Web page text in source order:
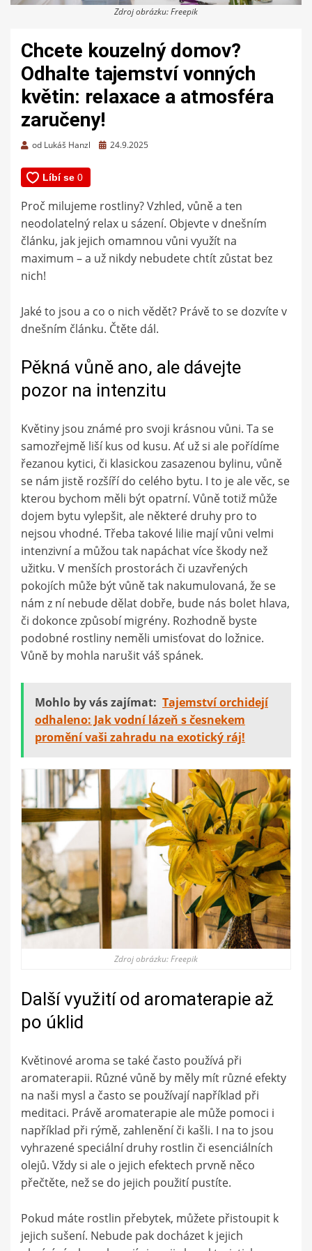
Zdroj obrázku: Freepik
Chcete kouzelný domov?
Odhalte tajemství vonných
květin: relaxace a atmosféra
zaručeny!
od Lukáš Hanzl
Zveřejněno
24.9.2025
Proč milujeme rostliny? Vzhled, vůně a ten
neodolatelný relax u sázení. Objevte v dnešním
článku, jak jejich omamnou vůni využít na
maximum – a už nikdy nebudete chtít zůstat bez
nich!
Jaké to jsou a co o nich vědět? Právě to se dozvíte v
dnešním článku. Čtěte dál.
Pěkná vůně ano, ale dávejte
pozor na intenzitu
Květiny jsou známé pro svoji krásnou vůni. Ta se
samozřejmě liší kus od kusu. Ať už si ale pořídíme
řezanou kytici, či klasickou zasazenou bylinu, vůně
se nám jistě rozšíří do celého bytu. I to je ale věc, se
kterou bychom měli být opatrní. Vůně totiž může
dojem bytu vylepšit, ale některé druhy pro to
nejsou vhodné. Třeba takové lilie mají vůni velmi
intenzivní a můžou tak napáchat více škody než
užitku. V menších prostorách či uzavřených
pokojích může být vůně tak nakumulovaná, že se
nám z ní nebude dělat dobře, bude nás bolet hlava,
či dokonce způsobí migrény. Rozhodně byste
podobné rostliny neměli umisťovat do ložnice.
Vůně by mohla narušit váš spánek.
Mohlo by vás zajímat: Tajemství orchidejí
odhaleno: Jak vodní lázeň s česnekem
promění vaši zahradu na exotický ráj!
Zdroj obrázku: Freepik
Další využití od aromaterapie až
po úklid
Květinové aroma se také často používá při
aromaterapii. Různé vůně by měly mít různé efekty
na naši mysl a často se používají například při
meditaci. Právě aromaterapie ale může pomoci i
například při rýmě, zahlenění či kašli. I na to jsou
vyhrazené speciální druhy rostlin či esenciálních
olejů. Vždy si ale o jejich efektech prvně něco
přečtěte, než se do jejich použití pustíte.
Pokud máte rostlin přebytek, můžete přistoupit k
jejich sušení. Nebude pak docházet k jejich